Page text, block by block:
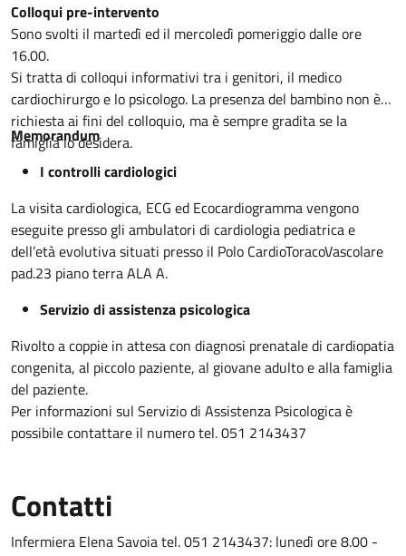
Colloqui pre-intervento
Sono svolti il martedì ed il mercoledì pomeriggio dalle ore
16.00.
Si tratta di colloqui informativi tra i genitori, il medico
cardiochirurgo e lo psicologo. La presenza del bambino non è
richiesta ai fini del colloquio, ma è sempre gradita se la
famiglia lo desidera.
Memorandum
I controlli cardiologici
La visita cardiologica, ECG ed Ecocardiogramma vengono
eseguite presso gli ambulatori di cardiologia pediatrica e
dell’età evolutiva situati presso il Polo CardioToracoVascolare
pad.23 piano terra ALA A.
Servizio di assistenza psicologica
Rivolto a coppie in attesa con diagnosi prenatale di cardiopatia
congenita, al piccolo paziente, al giovane adulto e alla famiglia
del paziente.
Per informazioni sul Servizio di Assistenza Psicologica è
possibile contattare il numero tel. 051 2143437
Contatti
Infermiera Elena Savoia tel. 051 2143437: lunedì ore 8.00 -